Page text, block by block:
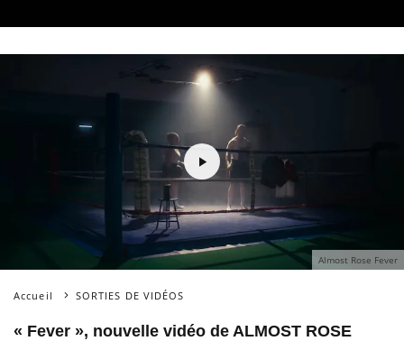
Almost Rose Fever
Accueil SORTIES DE VIDÉOS
« Fever », nouvelle vidéo de ALMOST ROSE